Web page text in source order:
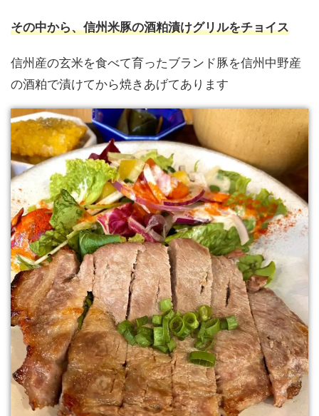
その中から、信州米豚の酒粕漬けグリルをチョイス
信州産の玄米を食べて育ったブランド豚を信州中野産
の酒粕で漬けてから焼きあげてあります